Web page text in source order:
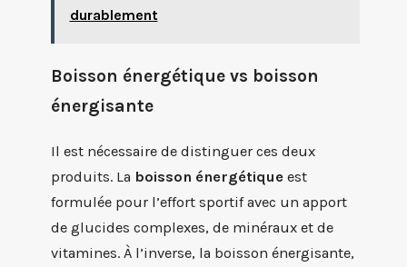
durablement
Boisson énergétique vs boisson
énergisante
Il est nécessaire de distinguer ces deux
produits. La boisson énergétique est
formulée pour l’effort sportif avec un apport
de glucides complexes, de minéraux et de
vitamines. À l’inverse, la boisson énergisante,